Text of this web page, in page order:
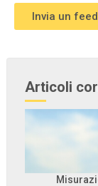
Articoli